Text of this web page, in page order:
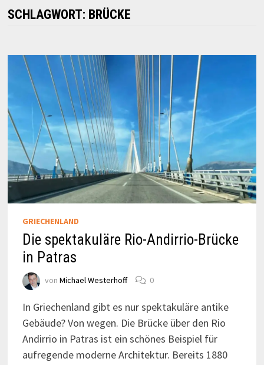
SCHLAGWORT: BRÜCKE
GRIECHENLAND
Die spektakuläre Rio-Andirrio-Brücke
in Patras
von Michael Westerhoff 0
In Griechenland gibt es nur spektakuläre antike
Gebäude? Von wegen. Die Brücke über den Rio
Andirrio in Patras ist ein schönes Beispiel für
aufregende moderne Architektur. Bereits 1880